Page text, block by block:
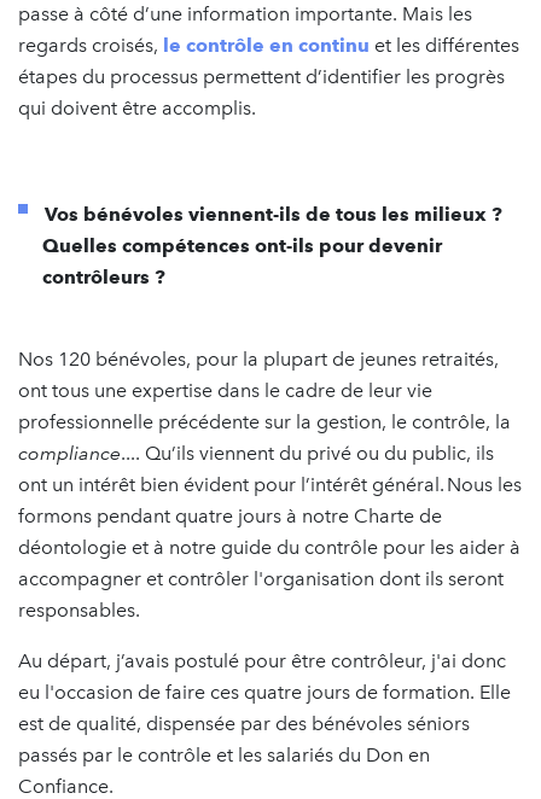
passe à côté d’une information importante. Mais les
regards croisés, le contrôle en continu et les différentes
étapes du processus permettent d’identifier les progrès
qui doivent être accomplis.
Vos bénévoles viennent-ils de tous les milieux ?
Quelles compétences ont-ils pour devenir
contrôleurs ?
Nos 120 bénévoles, pour la plupart de jeunes retraités,
ont tous une expertise dans le cadre de leur vie
professionnelle précédente sur la gestion, le contrôle, la
compliance.... Qu’ils viennent du privé ou du public, ils
ont un intérêt bien évident pour l’intérêt général. Nous les
formons pendant quatre jours à notre Charte de
déontologie et à notre guide du contrôle pour les aider à
accompagner et contrôler l'organisation dont ils seront
responsables.
Au départ, j’avais postulé pour être contrôleur, j'ai donc
eu l'occasion de faire ces quatre jours de formation. Elle
est de qualité, dispensée par des bénévoles séniors
passés par le contrôle et les salariés du Don en
Confiance.